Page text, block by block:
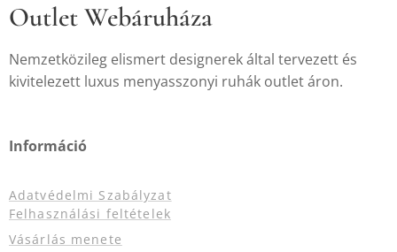
Outlet Webáruháza
Nemzetközileg elismert designerek által tervezett és
kivitelezett luxus menyasszonyi ruhák outlet áron.
Információ
Adatvédelmi Szabályzat
Felhasználási feltételek
Vásárlás menete